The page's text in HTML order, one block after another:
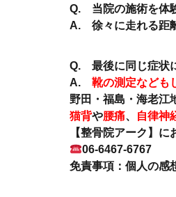
Q. 当院の施術を体
A. 徐々に走れる距
Q. 最後に同じ症状
A. 靴の測定なども
野田・福島・海老江
猫背や腰痛、 自律神
【整骨院アーク】に
06-6467-6767
免責事項：個人の感